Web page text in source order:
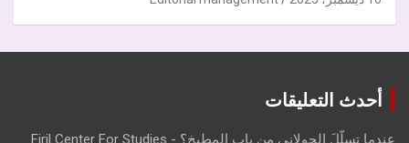
أحدث التعليقات
عندما تسلّلَ الجولاني من باب المطبخ؟ - Firil Center For Studies